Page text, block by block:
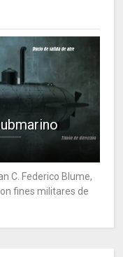
C. Federico Blume,
fines militares de